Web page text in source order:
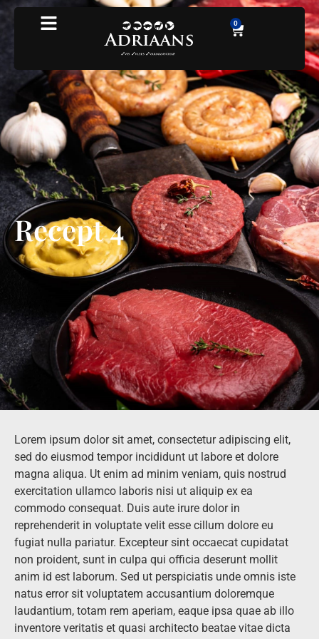
0
Recept 4
Lorem ipsum dolor sit amet, consectetur adipiscing elit,
sed do eiusmod tempor incididunt ut labore et dolore
magna aliqua. Ut enim ad minim veniam, quis nostrud
exercitation ullamco laboris nisi ut aliquip ex ea
commodo consequat. Duis aute irure dolor in
reprehenderit in voluptate velit esse cillum dolore eu
fugiat nulla pariatur. Excepteur sint occaecat cupidatat
non proident, sunt in culpa qui officia deserunt mollit
anim id est laborum. Sed ut perspiciatis unde omnis iste
natus error sit voluptatem accusantium doloremque
laudantium, totam rem aperiam, eaque ipsa quae ab illo
inventore veritatis et quasi architecto beatae vitae dicta